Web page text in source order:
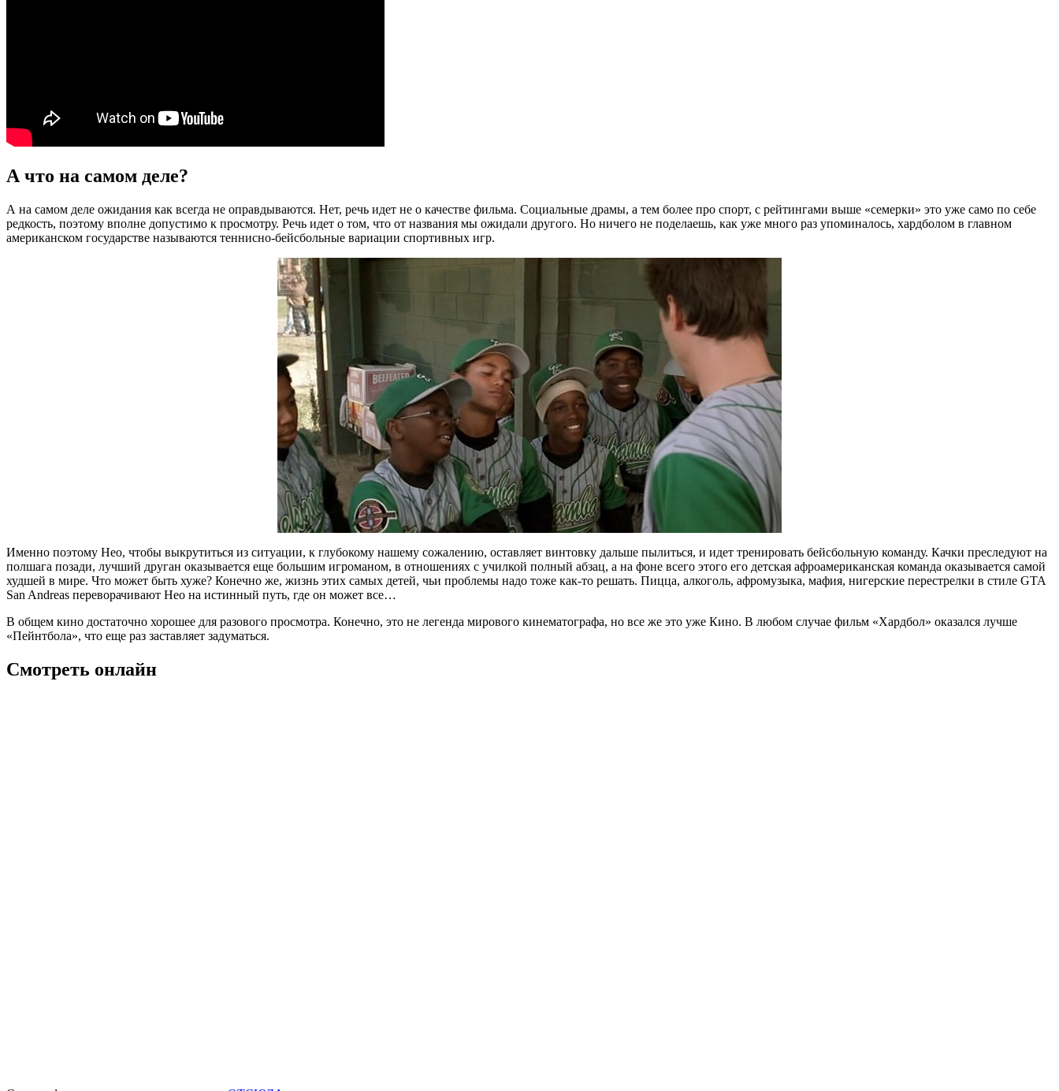
А что на самом деле?
А на самом деле ожидания как всегда не оправдываются. Нет, речь идет не о качестве фильма. Социальные драмы, а тем более про спорт, с рейтингами выше «семерки» это уже само по себе
редкость, поэтому вполне допустимо к просмотру. Речь идет о том, что от названия мы ожидали другого. Но ничего не поделаешь, как уже много раз упоминалось, хардболом в главном
американском государстве называются теннисно-бейсбольные вариации спортивных игр.
Именно поэтому Нео, чтобы выкрутиться из ситуации, к глубокому нашему сожалению, оставляет винтовку дальше пылиться, и идет тренировать бейсбольную команду. Качки преследуют на
полшага позади, лучший друган оказывается еще большим игроманом, в отношениях с училкой полный абзац, а на фоне всего этого его детская афроамериканская команда оказывается самой
худшей в мире. Что может быть хуже? Конечно же, жизнь этих самых детей, чьи проблемы надо тоже как-то решать. Пицца, алкоголь, афромузыка, мафия, нигерские перестрелки в стиле GTA
San Andreas переворачивают Нео на истинный путь, где он может все…
В общем кино достаточно хорошее для разового просмотра. Конечно, это не легенда мирового кинематографа, но все же это уже Кино. В любом случае фильм «Хардбол» оказался лучше
«Пейнтбола», что еще раз заставляет задуматься.
Смотреть онлайн